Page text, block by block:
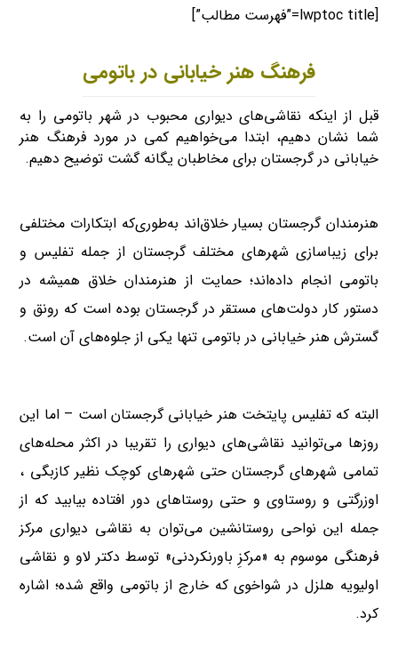
[lwptoc title=”فهرست مطالب”]
فرهنگ هنر خیابانی در باتومی
قبل از اینکه نقاشی‌های دیواری محبوب در شهر باتومی را به
شما نشان دهیم، ابتدا می‌خواهیم کمی در مورد فرهنگ هنر
خیابانی در گرجستان برای مخاطبان یگانه گشت توضیح دهیم.
هنرمندان گرجستان بسیار خلاق‌اند به‌طوری‌که ابتکارات مختلفی
برای زیباسازی شهرهای مختلف گرجستان از جمله تفلیس و
باتومی انجام داده‌اند؛ حمایت از هنرمندان خلاق همیشه در
دستور کار دولت‌های مستقر در گرجستان بوده است که رونق و
گسترش هنر خیابانی در باتومی تنها یکی از جلوه‌های آن است.
البته که تفلیس پایتخت هنر خیابانی گرجستان است – اما این
روزها می‌توانید نقاشی‌های دیواری را تقریبا در اکثر محله‌های
تمامی شهرهای گرجستان حتی شهرهای کوچک نظیر کازبگی ،
اوزرگتی و روستاوی و حتی روستاهای دور افتاده بیابید که از
جمله این نواحی روستانشین می‌توان به نقاشی دیواری مرکز
فرهنگی موسوم به «مرکزِ باورنکردنی» توسط دکتر لاو و نقاشی
اولیویه هلزل در شواخوی که خارج از باتومی واقع شده؛ اشاره
کرد.